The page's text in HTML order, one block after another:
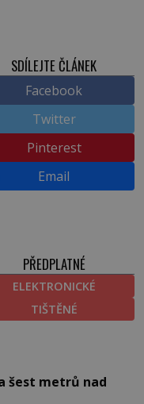
SDÍLEJTE ČLÁNEK
Facebook
Twitter
Pinterest
Email
PŘEDPLATNÉ
ELEKTRONICKÉ
TIŠTĚNÉ
šest metrů nad